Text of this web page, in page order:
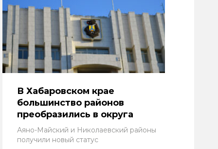
В Хабаровском крае
большинство районов
преобразились в округа
Аяно-Майский и Николаевский районы
получили новый статус